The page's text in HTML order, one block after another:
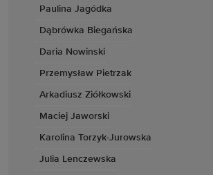
Paulina Jagódka
Dąbrówka Biegańska
Daria Nowinski
Przemysław Pietrzak
Arkadiusz Ziółkowski
Maciej Jaworski
Karolina Torzyk-Jurowska
Julia Lenczewska